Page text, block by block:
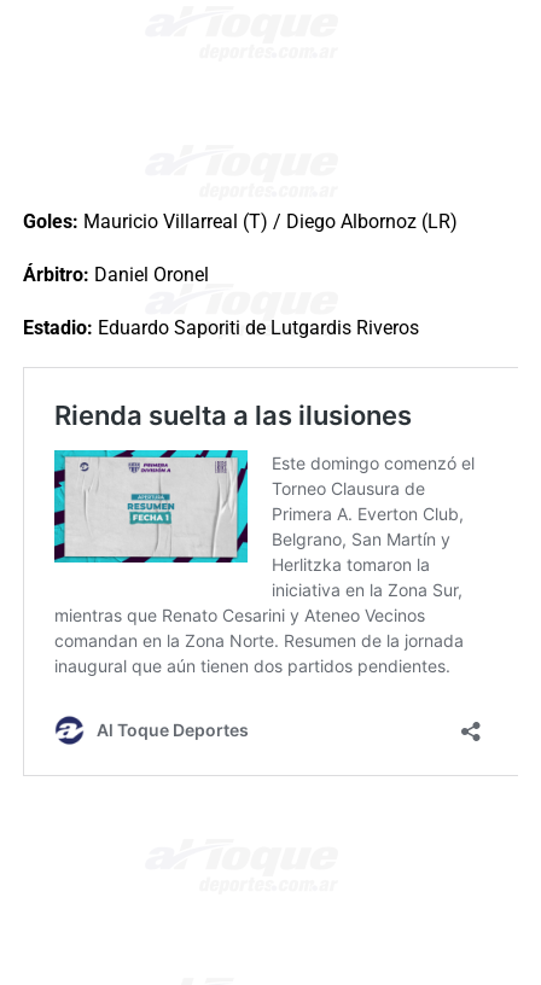
Goles: Mauricio Villarreal (T) / Diego Albornoz (LR)
Árbitro: Daniel Oronel
Estadio: Eduardo Saporiti de Lutgardis Riveros